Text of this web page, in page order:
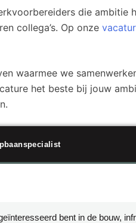
die ambitie
collega’s. Op onze
waarmee we
het beste bij jouw
bent in de bouw,